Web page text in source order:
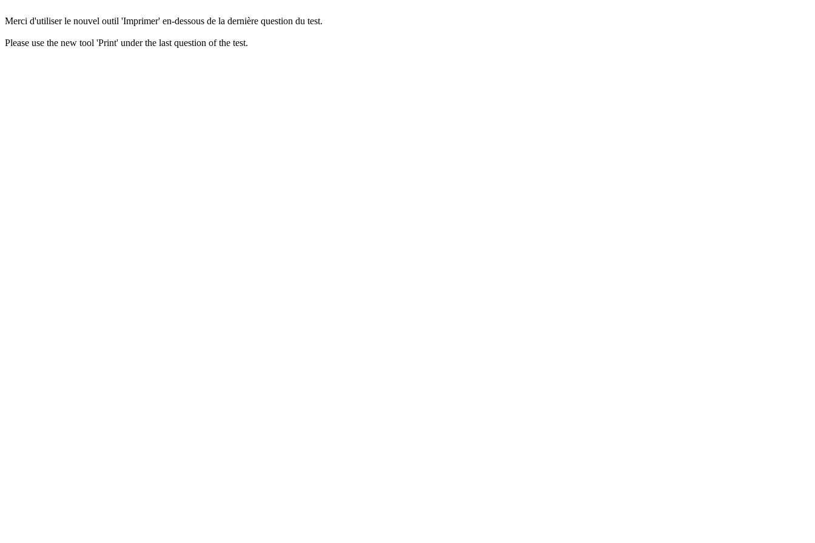
Merci d'utiliser le nouvel outil 'Imprimer' en-dessous de la dernière question du test.
Please use the new tool 'Print' under the last question of the test.